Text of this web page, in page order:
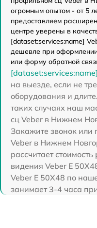
огромным опытом - от 5
предоставляем
центре уверены в
[dataset:services:name]
дешевле при
или форму обратной
на выезде, если не
оборудования и
таких случаях наш
сц Veber в Нижнем
Закажите звонок или
Veber в Нижнем
рассчитает
видения Veber E
Veber E 50X48 по
занимает 3-4 часа